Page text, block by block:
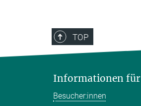
TOP
Informationen für
Besucher:innen